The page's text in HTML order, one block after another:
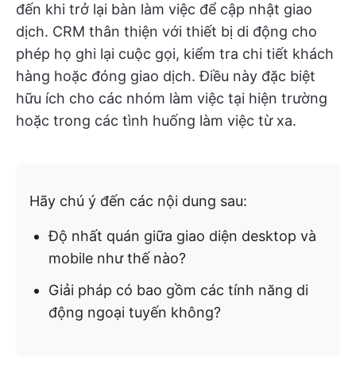
đến khi trở lại bàn làm việc để cập nhật giao
dịch. CRM thân thiện với thiết bị di động cho
phép họ ghi lại cuộc gọi, kiểm tra chi tiết khách
hàng hoặc đóng giao dịch. Điều này đặc biệt
hữu ích cho các nhóm làm việc tại hiện trường
hoặc trong các tình huống làm việc từ xa.
Hãy chú ý đến các nội dung sau:
Độ nhất quán giữa giao diện desktop và
mobile như thế nào?
Giải pháp có bao gồm các tính năng di
động ngoại tuyến không?